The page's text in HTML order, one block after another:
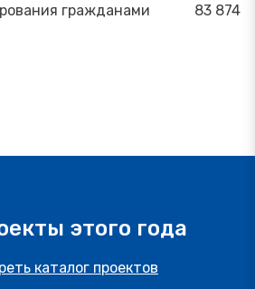
гражданами 83 874
этого года
каталог проектов